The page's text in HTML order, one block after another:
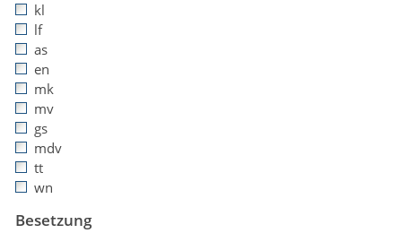
kl
lf
as
en
mk
mv
gs
mdv
tt
wn
Besetzung